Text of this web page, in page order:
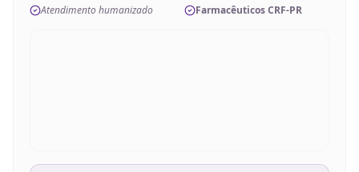
Atendimento humanizado
Farmacêuticos CRF-PR